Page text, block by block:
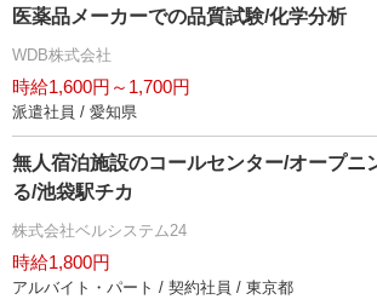
医薬品メーカーでの品質試験/化学分析
WDB株式会社
時給1,600円～1,700円
派遣社員 / 愛知県
無人宿泊施設のコールセンター/オープニ
る/池袋駅チカ
株式会社ベルシステム24
時給1,800円
アルバイト・パート / 契約社員 / 東京都